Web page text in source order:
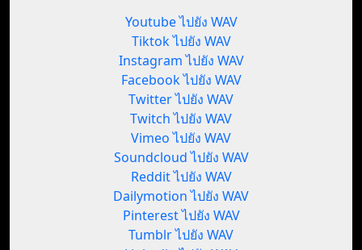
Youtube ไปยัง WAV
Tiktok ไปยัง WAV
Instagram ไปยัง WAV
Facebook ไปยัง WAV
Twitter ไปยัง WAV
Twitch ไปยัง WAV
Vimeo ไปยัง WAV
Soundcloud ไปยัง WAV
Reddit ไปยัง WAV
Dailymotion ไปยัง WAV
Pinterest ไปยัง WAV
Tumblr ไปยัง WAV